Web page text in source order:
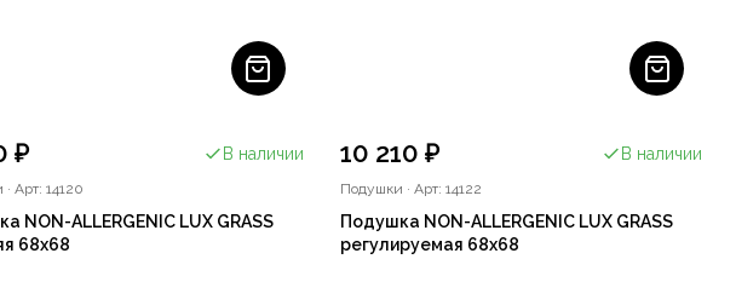
₽ В наличии
· Арт: 14120
NON-ALLERGENIC LUX GRASS
68х68
10 210 ₽ В наличии
Подушки · Арт: 14122
Подушка NON-ALLERGENIC LUX GRASS
регулируемая 68х68